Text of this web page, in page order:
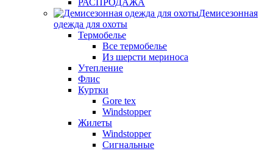
РАСПРОДАЖА
Демисезонная
одежда для охоты
Термобелье
Все термобелье
Из шерсти мериноса
Утепление
Флис
Куртки
Gore tex
Windstopper
Жилеты
Windstopper
Сигнальные